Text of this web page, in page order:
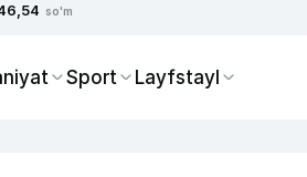
so'm
Sport Layfstayl